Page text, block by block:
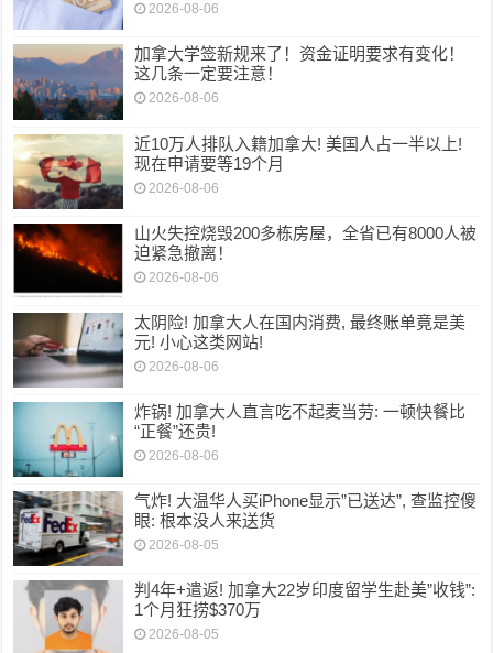
2026-08-06
加拿大学签新规来了！资金证明要求有变化！
这几条一定要注意！
2026-08-06
近10万人排队入籍加拿大! 美国人占一半以上!
现在申请要等19个月
2026-08-06
山火失控烧毁200多栋房屋，全省已有8000人被
迫紧急撤离！
2026-08-06
太阴险! 加拿大人在国内消费, 最终账单竟是美
元! 小心这类网站!
2026-08-06
炸锅! 加拿大人直言吃不起麦当劳: 一顿快餐比
“正餐”还贵!
2026-08-06
气炸! 大温华人买iPhone显示”已送达”, 查监控傻
眼: 根本没人来送货
2026-08-05
判4年+遣返! 加拿大22岁印度留学生赴美”收钱”:
1个月狂捞$370万
2026-08-05